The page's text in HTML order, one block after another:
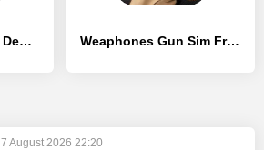
Stickman Revenge: Demon Slayer Weaphones Gun Sim Free Vol 2
7 August 2026 22:20